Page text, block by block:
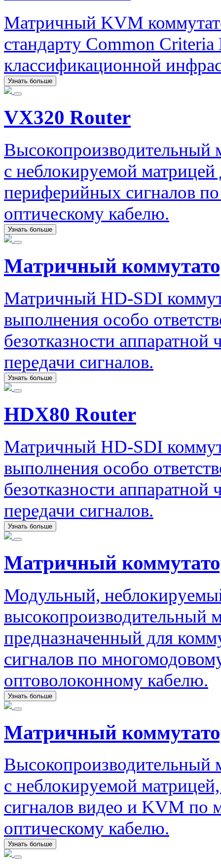
Матричный KVM
стандарту Common
классификационной
Узнать больше
VX320 Router
Высокопроизводительный
с неблокируемой
периферийных сигналов
оптическому кабелю.
Узнать больше
Матричный
Матричный HD-SDI
выполнения особо
безотказности аппаратной
передачи сигналов.
Узнать больше
HDX80 Router
Матричный HD-SDI
выполнения особо
безотказности аппаратной
передачи сигналов.
Узнать больше
Матричный
Модульный,
высокопроизводительный
предназначенный для
сигналов по
оптоволоконному кабелю.
Узнать больше
Матричный
Высокопроизводительный
с неблокируемой
сигналов видео и KVM по
оптическому кабелю.
Узнать больше